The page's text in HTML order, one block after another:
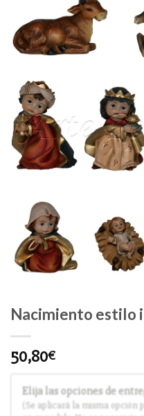
Nacimiento estilo
50,80€
Elija las opciones de
(Se aplicará la misma opción